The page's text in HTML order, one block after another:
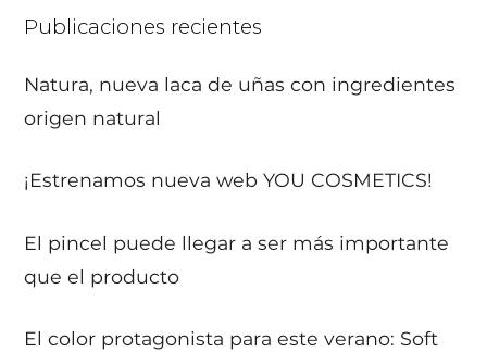
Publicaciones recientes
Natura, nueva laca de uñas con ingredientes
origen natural
¡Estrenamos nueva web YOU COSMETICS!
El pincel puede llegar a ser más importante
que el producto
El color protagonista para este verano: Soft